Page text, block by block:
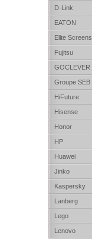
D-Link
EATON
Elite Screens
Fujitsu
GOCLEVER
Groupe SEB
HiFuture
Hisense
Honor
HP
Huawei
Jinko
Kaspersky
Lanberg
Lego
Lenovo